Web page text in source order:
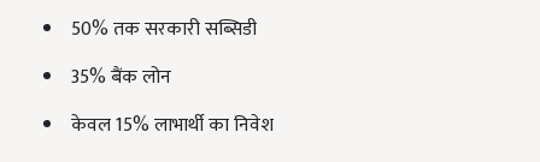
50% तक सरकारी सब्सिडी
35% बैंक लोन
केवल 15% लाभार्थी का निवेश